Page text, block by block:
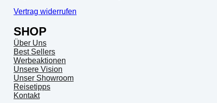
Vertrag widerrufen
SHOP
Über Uns
Best Sellers
Werbeaktionen
Unsere Vision
Unser Showroom
Reisetipps
Kontakt